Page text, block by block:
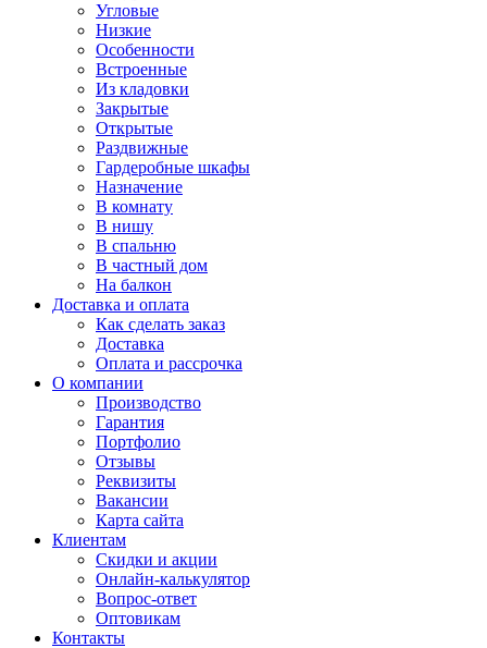
Угловые
Низкие
Особенности
Встроенные
Из кладовки
Закрытые
Открытые
Раздвижные
Гардеробные шкафы
Назначение
В комнату
В нишу
В спальню
В частный дом
На балкон
Доставка и оплата
Как сделать заказ
Доставка
Оплата и рассрочка
О компании
Производство
Гарантия
Портфолио
Отзывы
Реквизиты
Вакансии
Карта сайта
Клиентам
Скидки и акции
Онлайн-калькулятор
Вопрос-ответ
Оптовикам
Контакты